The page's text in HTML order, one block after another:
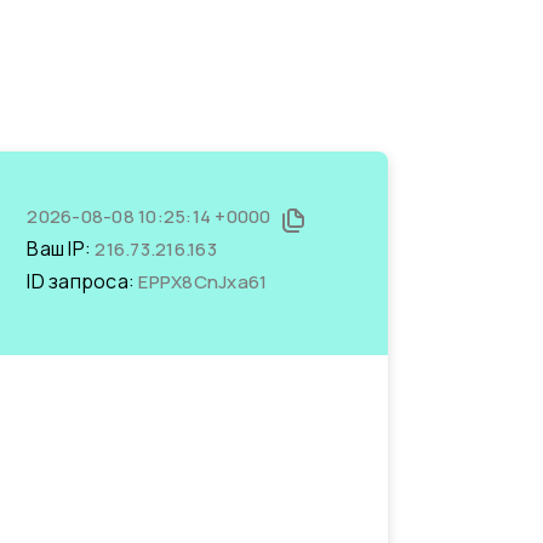
2026-08-08 10:25:14 +0000
Ваш IP:216.73.216.163
ID запроса:EPPX8CnJxa61